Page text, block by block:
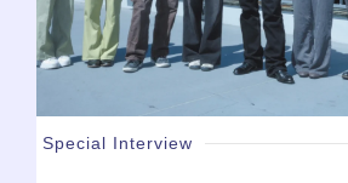
Special Interview
スクールライフ